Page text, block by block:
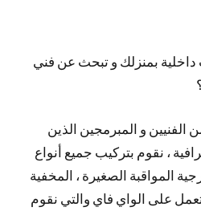
بمنزلك و تبحث عن فني
الفنيين و المبرمجين الذين
، نقوم بتركيب جميع أنواع
المواقبة الصغيرة ، المخفية
تعمل على الواي فاي والتي نقوم